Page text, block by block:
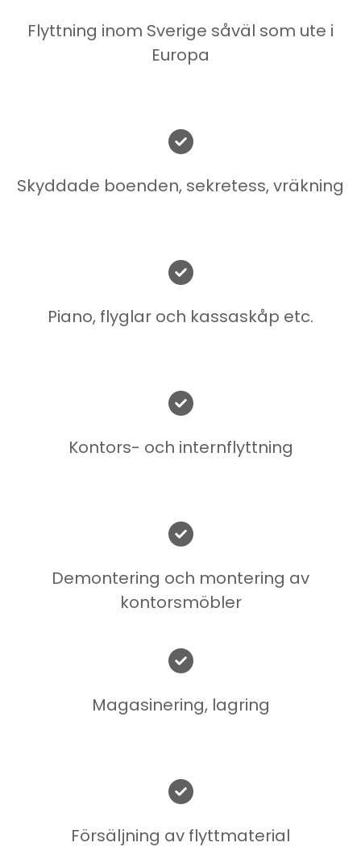
Flyttning inom Sverige såväl som ute i
Europa

Skyddade boenden, sekretess, vräkning

Piano, flyglar och kassaskåp etc.

Kontors- och internflyttning

Demontering och montering av
kontorsmöbler

Magasinering, lagring

Försäljning av flyttmaterial